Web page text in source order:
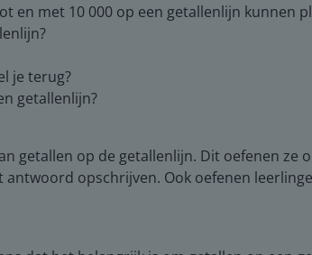
en met 10 000 op een getallenlijn kunnen
je terug?
getallenlijn?
getallen op de getallenlijn. Dit oefenen
opschrijven. Ook oefenen